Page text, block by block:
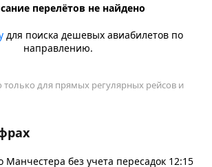
перелётов не найдено
для поиска дешевых авиабилетов по
направлению.
только для прямых регулярных рейсов и
Манчестера без учета пересадок 12:15